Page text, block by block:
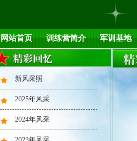
网站首页 训练营简介 军训基地
新风采照
2025年风采
2024年风采